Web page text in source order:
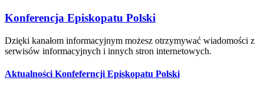
Konferencja Episkopatu Polski
Dzięki kanałom informacyjnym możesz otrzymywać wiadomości z
serwisów informacyjnych i innych stron internetowych.
Aktualności Konfeferncji Episkopatu Polski